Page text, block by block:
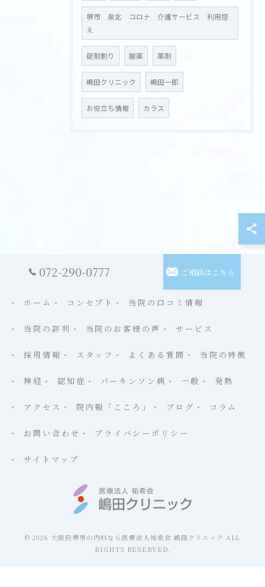
堺市 泉北 コロナ 介護サービス 利用控
え
錠剤割り 服薬 薬剤
嶋田クリニック 嶋田一郎
お役立ち情報 カラス
072-290-0777 ご相談はこちら
ホーム コンセプト 当院の口コミ情報
当院の評判 当院のお客様の声 サービス
採用情報 スタッフ よくある質問 当院の特徴
神経 認知症 パーキンソン病 一般 発熱
アクセス 院内報「こころ」 ブログ コラム
お問い合わせ プライバシーポリシー
サイトマップ
© 2026 大阪府堺市の内科なら医療法人祐希会 嶋田クリニック ALL
RIGHTS RESERVED.